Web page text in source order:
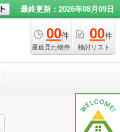
最終更新：2026年08月09日
00件
最近見た物件
00件
検討リスト